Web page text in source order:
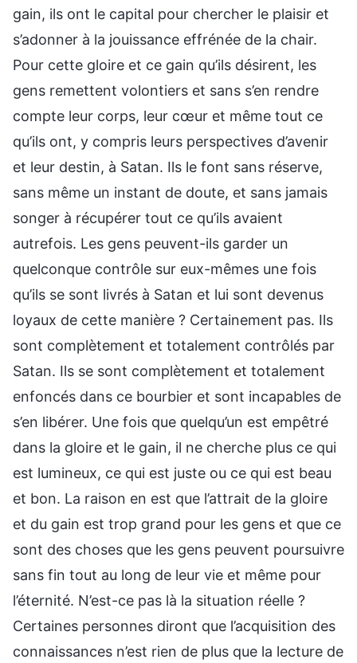
gain, ils ont le capital pour chercher le plaisir et
s’adonner à la jouissance effrénée de la chair.
Pour cette gloire et ce gain qu’ils désirent, les
gens remettent volontiers et sans s’en rendre
compte leur corps, leur cœur et même tout ce
qu’ils ont, y compris leurs perspectives d’avenir
et leur destin, à Satan. Ils le font sans réserve,
sans même un instant de doute, et sans jamais
songer à récupérer tout ce qu’ils avaient
autrefois. Les gens peuvent-ils garder un
quelconque contrôle sur eux-mêmes une fois
qu’ils se sont livrés à Satan et lui sont devenus
loyaux de cette manière ? Certainement pas. Ils
sont complètement et totalement contrôlés par
Satan. Ils se sont complètement et totalement
enfoncés dans ce bourbier et sont incapables de
s’en libérer. Une fois que quelqu’un est empêtré
dans la gloire et le gain, il ne cherche plus ce qui
est lumineux, ce qui est juste ou ce qui est beau
et bon. La raison en est que l’attrait de la gloire
et du gain est trop grand pour les gens et que ce
sont des choses que les gens peuvent poursuivre
sans fin tout au long de leur vie et même pour
l’éternité. N’est-ce pas là la situation réelle ?
Certaines personnes diront que l’acquisition des
connaissances n’est rien de plus que la lecture de